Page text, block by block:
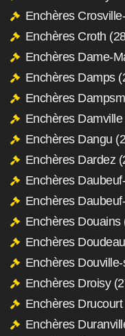
Enchères
Enchères Croth
Enchères Dame-
Enchères Damps
Enchères
Enchères
Enchères Dangu
Enchères Dardez
Enchères
Enchères
Enchères Douains
Enchères
Enchères
Enchères Droisy
Enchères
Enchères